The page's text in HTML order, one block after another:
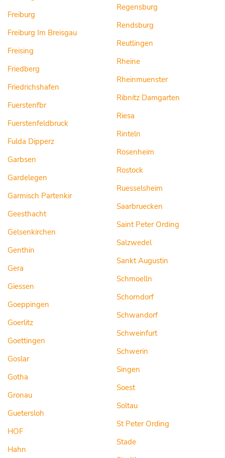
Freiburg
Freiburg Im Breisgau
Freising
Friedberg
Friedrichshafen
Fuerstenfbr
Fuerstenfeldbruck
Fulda Dipperz
Garbsen
Gardelegen
Garmisch Partenkir
Geesthacht
Gelsenkirchen
Genthin
Gera
Giessen
Goeppingen
Goerlitz
Goettingen
Goslar
Gotha
Gronau
Guetersloh
HOF
Hahn
Regensburg
Rendsburg
Reutlingen
Rheine
Rheinmuenster
Ribnitz Damgarten
Riesa
Rinteln
Rosenheim
Rostock
Ruesselsheim
Saarbruecken
Saint Peter Ording
Salzwedel
Sankt Augustin
Schmoelln
Schorndorf
Schwandorf
Schweinfurt
Schwerin
Singen
Soest
Soltau
St Peter Ording
Stade